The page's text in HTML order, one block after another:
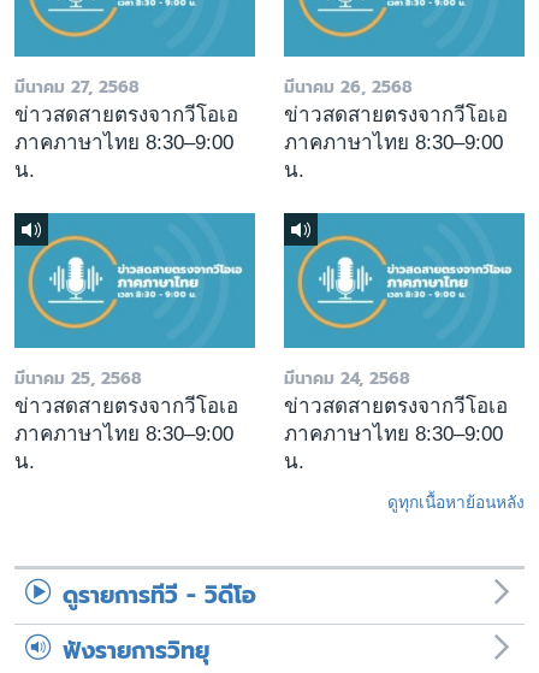
มีนาคม 27, 2568
ข่าวสดสายตรงจากวีโอเอ
ภาคภาษาไทย 8:30–9:00
น.
มีนาคม 26, 2568
ข่าวสดสายตรงจากวีโอเอ
ภาคภาษาไทย 8:30–9:00
น.
มีนาคม 25, 2568
ข่าวสดสายตรงจากวีโอเอ
ภาคภาษาไทย 8:30–9:00
น.
มีนาคม 24, 2568
ข่าวสดสายตรงจากวีโอเอ
ภาคภาษาไทย 8:30–9:00
น.
ดูทุกเนื้อหาย้อนหลัง
ดูรายการทีวี - วิดีโอ
ฟังรายการวิทยุ